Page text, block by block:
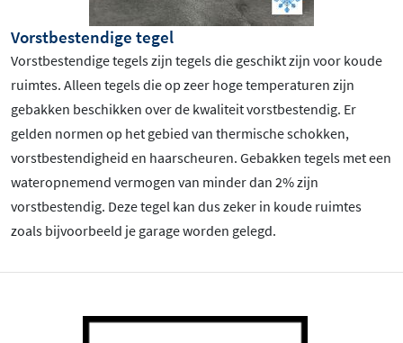
Vorstbestendige tegel
Vorstbestendige tegels zijn tegels die geschikt zijn voor koude
ruimtes. Alleen tegels die op zeer hoge temperaturen zijn
gebakken beschikken over de kwaliteit vorstbestendig. Er
gelden normen op het gebied van thermische schokken,
vorstbestendigheid en haarscheuren. Gebakken tegels met een
wateropnemend vermogen van minder dan 2% zijn
vorstbestendig. Deze tegel kan dus zeker in koude ruimtes
zoals bijvoorbeeld je garage worden gelegd.